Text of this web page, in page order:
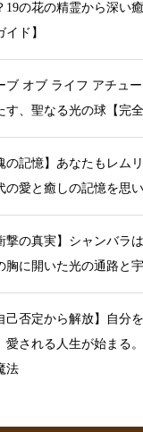
19の花の精霊から深い
イド】
ブ オブ ライフ アチュ
す、聖なる光の球【完全
の記憶】あなたもレム
の愛と癒しの記憶を思
撃の真実】シャンバラ
胸に開いた光の通路と
己否定から解放】自分
愛される人生が始まる
法